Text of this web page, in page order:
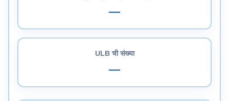
—
ULB ची संख्या
—